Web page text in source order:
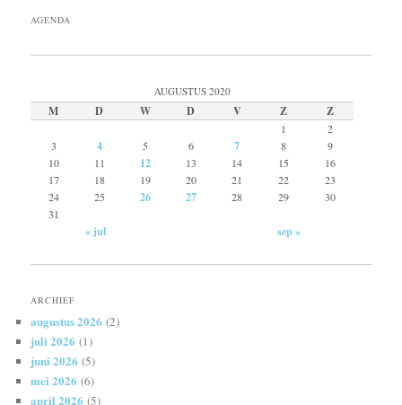
AGENDA
AUGUSTUS 2020
M D W D V Z Z
1
2
3
4 5 6 7 8
9
10
11 12 13 14 15
16
17
18 19 20 21 22
23
24
25 26 27 28 29
30
31
« jul sep »
ARCHIEF
augustus 2026 (2)
juli 2026 (1)
juni 2026 (5)
mei 2026 (6)
april 2026 (5)